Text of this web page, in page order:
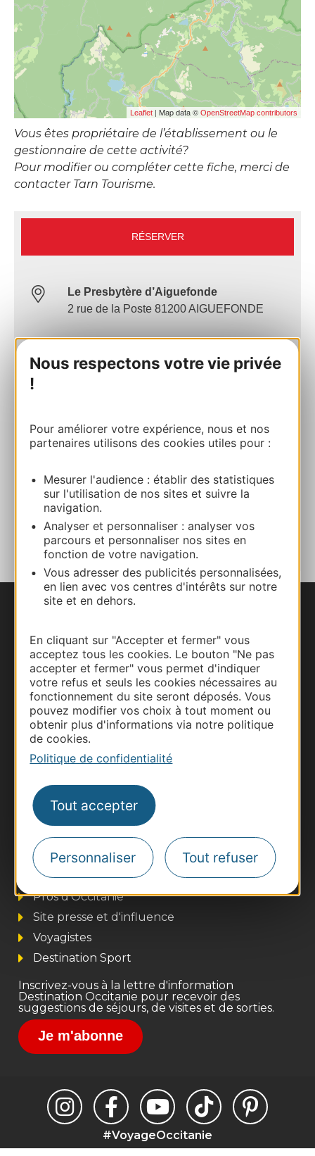
Nous respectons votre vie privée
!
Pour améliorer votre expérience, nous et nos
partenaires utilisons des cookies utiles pour :
Mesurer l'audience : établir des statistiques
sur l'utilisation de nos sites et suivre la
navigation.
Analyser et personnaliser : analyser vos
parcours et personnaliser nos sites en
fonction de votre navigation.
Vous adresser des publicités personnalisées,
en lien avec vos centres d'intérêts sur notre
site et en dehors.
En cliquant sur "Accepter et fermer" vous
acceptez tous les cookies. Le bouton "Ne pas
accepter et fermer" vous permet d'indiquer
votre refus et seuls les cookies nécessaires au
fonctionnement du site seront déposés. Vous
pouvez modifier vos choix à tout moment ou
obtenir plus d'informations via notre politique
de cookies.
Politique de confidentialité
Tout accepter
Personnaliser Tout refuser
Leaflet | Map data © OpenStreetMap contributors
Vous êtes propriétaire de l’établissement ou le
gestionnaire de cette activité?
Pour modifier ou compléter cette fiche, merci de
contacter Tarn Tourisme.
RÉSERVER
Le Presbytère d’Aiguefonde
2 rue de la Poste 81200 AIGUEFONDE
E-mail
Site internet
AU CARNET
Carte interactive
Documentation
Thermalisme
Business/Mice
Pros d'Occitanie
Site presse et d'influence
Voyagistes
Destination Sport
Inscrivez-vous à la lettre d'information
Destination Occitanie pour recevoir des
suggestions de séjours, de visites et de sorties.
Je m'abonne
#VoyageOccitanie